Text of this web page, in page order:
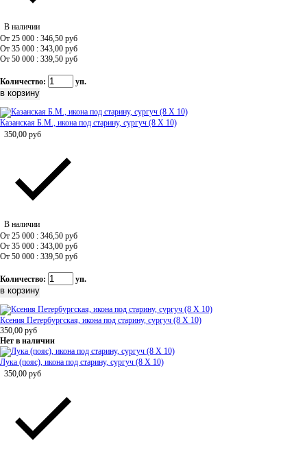
В наличии
От 25 000 : 346,50 руб
От 35 000 : 343,00 руб
От 50 000 : 339,50 руб
Количество: уп.
Казанская Б.М., икона под старину, сургуч (8 Х 10)
350,00 руб
В наличии
От 25 000 : 346,50 руб
От 35 000 : 343,00 руб
От 50 000 : 339,50 руб
Количество: уп.
Ксения Петербургская, икона под старину, сургуч (8 Х 10)
350,00 руб
Нет в наличии
Лука (пояс), икона под старину, сургуч (8 Х 10)
350,00 руб